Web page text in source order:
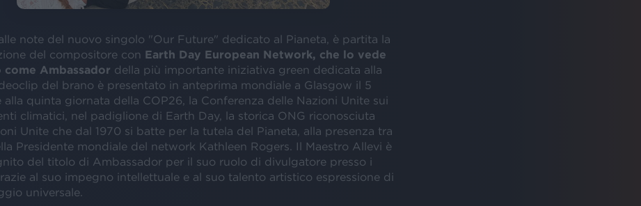
note del nuovo singolo "Our Future" dedicato al Pianeta, è partita la
del compositore con Earth Day European Network, che lo vede
Ambassador della più importante iniziativa green dedicata alla
del brano è presentato in anteprima mondiale a Glasgow il 5
alla quinta giornata della COP26, la Conferenza delle Nazioni Unite sui
climatici, nel padiglione di Earth Day, la storica ONG riconosciuta
Unite che dal 1970 si batte per la tutela del Pianeta, alla presenza tra
Presidente mondiale del network Kathleen Rogers. Il Maestro Allevi è
del titolo di Ambassador per il suo ruolo di divulgatore presso i
al suo impegno intellettuale e al suo talento artistico espressione di
universale.